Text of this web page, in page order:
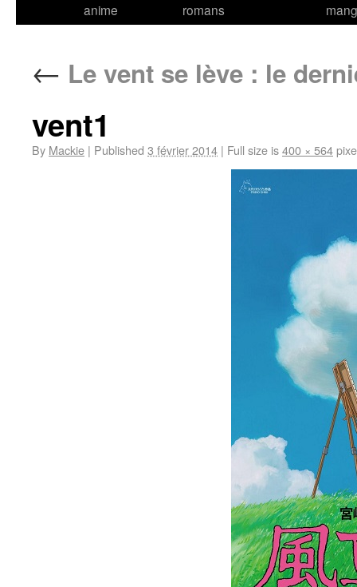
anime
romans
← Le vent se lève : le
vent1
By Mackie | Published 3 février 2014 | Full size is400 × 564